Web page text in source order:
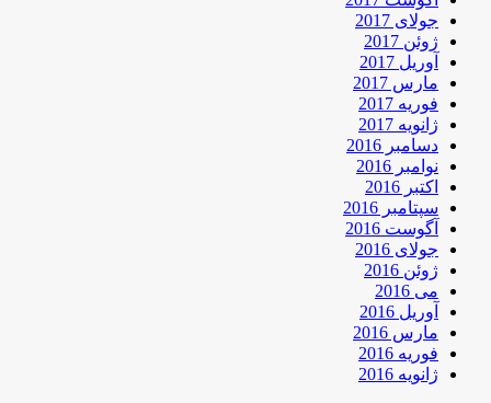
جولای 2017
ژوئن 2017
آوریل 2017
مارس 2017
فوریه 2017
ژانویه 2017
دسامبر 2016
نوامبر 2016
اکتبر 2016
سپتامبر 2016
آگوست 2016
جولای 2016
ژوئن 2016
می 2016
آوریل 2016
مارس 2016
فوریه 2016
ژانویه 2016